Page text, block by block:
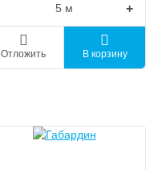
+
Отложить В корзину